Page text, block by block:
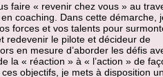
faire « revenir chez vous » au
coaching. Dans cette démarche,
forces et vos talents pour
redevenir le pilote et décideur de
en mesure d’aborder les défis
la « réaction » à « l’action » de
objectifs, je mets à disposition